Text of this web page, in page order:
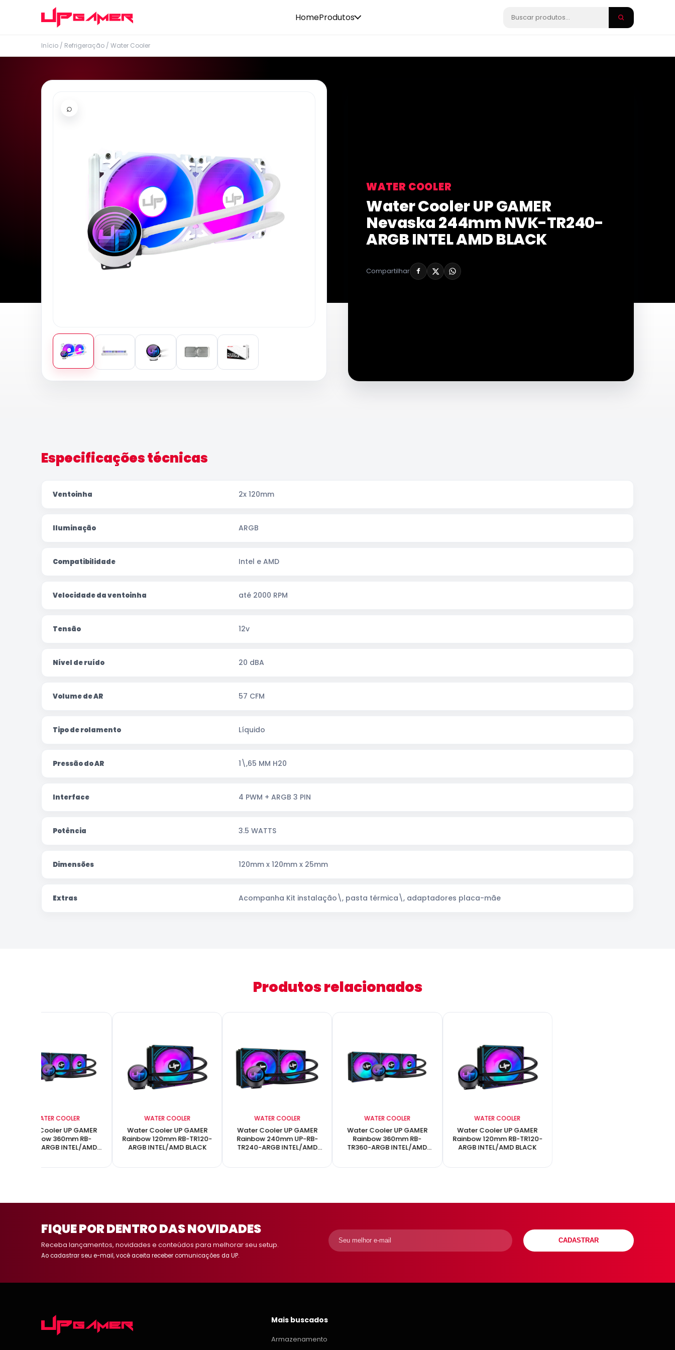
HomeProdutos
Início / Refrigeração / Water Cooler
⌕
WATER COOLER
Water Cooler UP GAMER
Nevaska 244mm NVK-TR240-
ARGB INTEL AMD BLACK
Compartilhar
Especificações técnicas
Ventoinha 2x 120mm
Iluminação ARGB
Compatibilidade Intel e AMD
Velocidade da ventoinha até 2000 RPM
Tensão 12v
Nível de ruído 20 dBA
Volume de AR 57 CFM
Tipo de rolamento Líquido
Pressão do AR 1\,65 MM H20
Interface 4 PWM + ARGB 3 PIN
Potência 3.5 WATTS
Dimensões 120mm x 120mm x 25mm
Extras Acompanha Kit instalação\, pasta térmica\, adaptadores placa-mãe
Produtos relacionados
WATER COOLER
Water Cooler UP GAMER
Rainbow 360mm RB-
TR360-ARGB INTEL/AMD
WATER COOLER
Water Cooler UP GAMER
Rainbow 120mm RB-TR120-
ARGB INTEL/AMD BLACK
WATER COOLER
Water Cooler UP GAMER
Rainbow 240mm UP-RB-
TR240-ARGB INTEL/AMD
WATER COOLER
Water Cooler UP GAMER
Rainbow 360mm RB-
TR360-ARGB INTEL/AMD
WATER COOLER
Water Cooler UP GAMER
Rainbow 120mm RB-TR120-
ARGB INTEL/AMD BLACK
FIQUE POR DENTRO DAS NOVIDADES
Receba lançamentos, novidades e conteúdos para melhorar seu setup.
Ao cadastrar seu e-mail, você aceita receber comunicações da UP.
CADASTRAR
Mais buscados
Armazenamento